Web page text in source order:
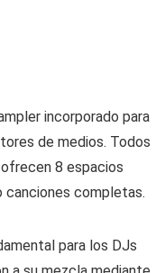
incorporado para
de medios. Todos
8 espacios
canciones completas.
para los DJs